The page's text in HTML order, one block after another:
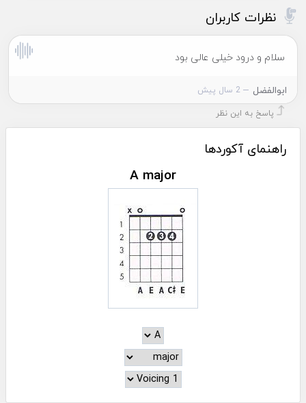
نظرات کاربران
سلام و درود خیلی عالی بود
ابوالفضل
پاسخ به این نظر
راهنمای آکوردها
A major